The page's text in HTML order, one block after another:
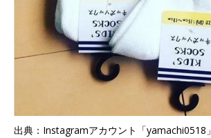
出典：Instagramアカウント「yamachi0518」